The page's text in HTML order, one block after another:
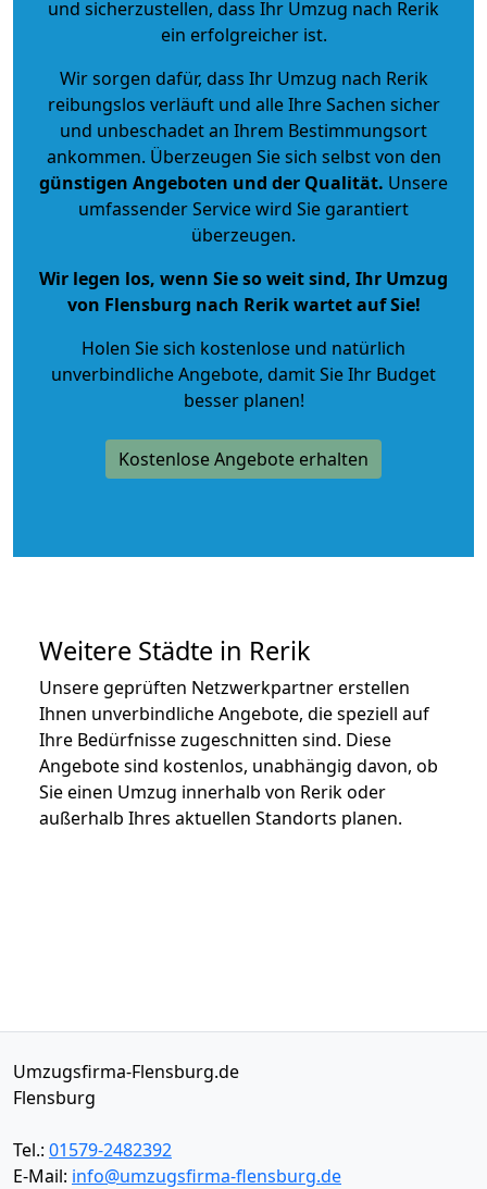
und sicherzustellen, dass Ihr Umzug nach Rerik
ein erfolgreicher ist.
Wir sorgen dafür, dass Ihr Umzug nach Rerik
reibungslos verläuft und alle Ihre Sachen sicher
und unbeschadet an Ihrem Bestimmungsort
ankommen. Überzeugen Sie sich selbst von den
günstigen Angeboten und der Qualität. Unsere
umfassender Service wird Sie garantiert
überzeugen.
Wir legen los, wenn Sie so weit sind, Ihr Umzug
von Flensburg nach Rerik wartet auf Sie!
Holen Sie sich kostenlose und natürlich
unverbindliche Angebote, damit Sie Ihr Budget
besser planen!
Kostenlose Angebote erhalten
Weitere Städte in Rerik
Unsere geprüften Netzwerkpartner erstellen
Ihnen unverbindliche Angebote, die speziell auf
Ihre Bedürfnisse zugeschnitten sind. Diese
Angebote sind kostenlos, unabhängig davon, ob
Sie einen Umzug innerhalb von Rerik oder
außerhalb Ihres aktuellen Standorts planen.
Umzugsfirma-Flensburg.de
Flensburg
Tel.: 01579-2482392
E-Mail: info@umzugsfirma-flensburg.de